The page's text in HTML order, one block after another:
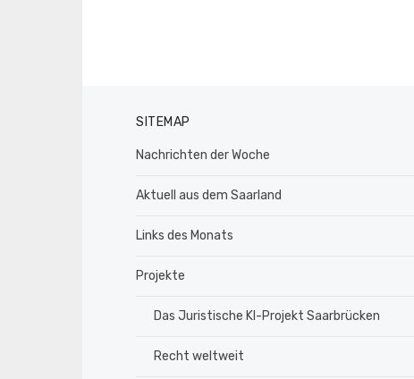
SITEMAP
Nachrichten der Woche
Aktuell aus dem Saarland
Links des Monats
Projekte
Das Juristische KI-Projekt Saarbrücken
Recht weltweit